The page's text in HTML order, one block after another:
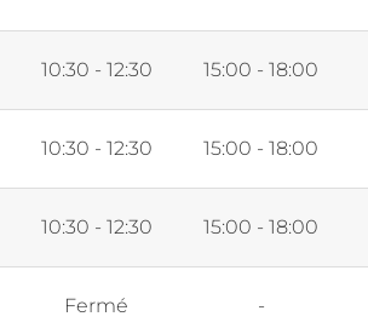
10:30 - 12:30 15:00 - 18:00
10:30 - 12:30 15:00 - 18:00
10:30 - 12:30 15:00 - 18:00
Fermé -